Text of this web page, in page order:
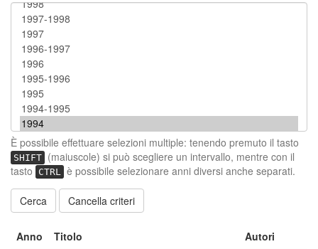
È possibile effettuare selezioni multiple: tenendo premuto il tasto
SHIFT (maiuscole) si può scegliere un intervallo, mentre con il
tasto
CTRL è possibile selezionare anni diversi anche separati.
Cancella criteri
Anno Titolo
Autori